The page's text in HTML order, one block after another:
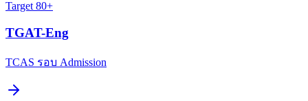
Target 80+
TGAT-Eng
TCAS รอบ Admission